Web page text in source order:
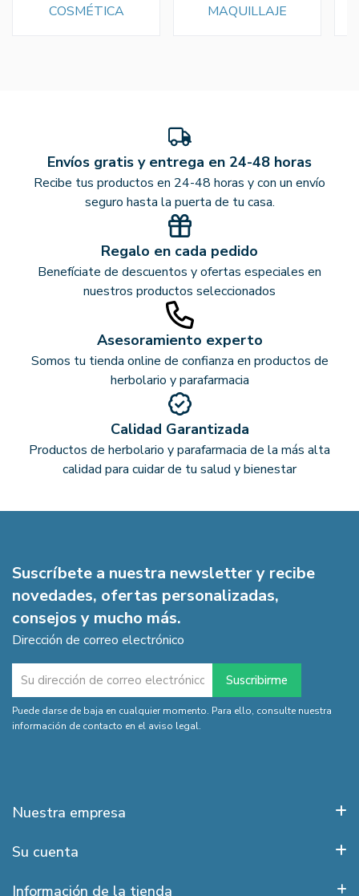
COSMÉTICA MAQUILLAJE
Envíos gratis y entrega en 24-48 horas
Recibe tus productos en 24-48 horas y con un envío
seguro hasta la puerta de tu casa.
Regalo en cada pedido
Benefíciate de descuentos y ofertas especiales en
nuestros productos seleccionados
Asesoramiento experto
Somos tu tienda online de confianza en productos de
herbolario y parafarmacia
Calidad Garantizada
Productos de herbolario y parafarmacia de la más alta
calidad para cuidar de tu salud y bienestar
Suscríbete a nuestra newsletter y recibe
novedades, ofertas personalizadas,
consejos y mucho más.
Dirección de correo electrónico
Puede darse de baja en cualquier momento. Para ello, consulte nuestra
información de contacto en el aviso legal.
Nuestra empresa
Su cuenta
Información de la tienda